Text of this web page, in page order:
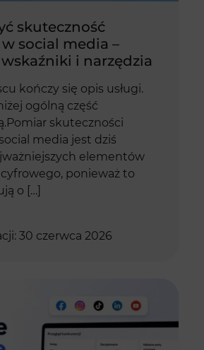
skuteczność
social media –
i narzędzia
kończy się opis usługi.
ogólną część
skuteczności
media jest dziś
elementów
ponieważ to
o […]
30 czerwca 2026